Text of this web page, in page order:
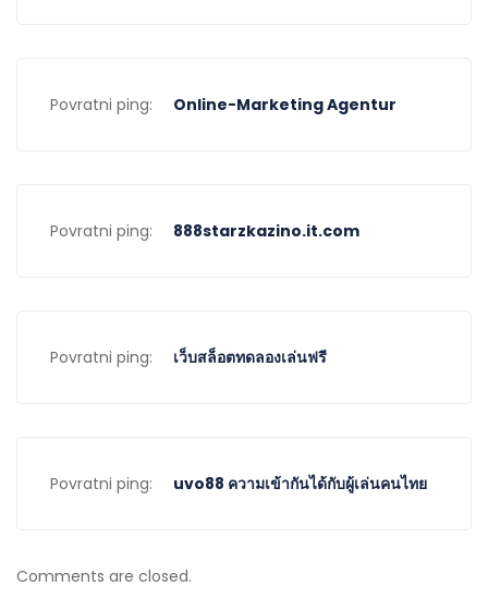
Povratni ping: Online-Marketing Agentur
Povratni ping: 888starzkazino.it.com
Povratni ping: เว็บสล็อตทดลองเล่นฟรี
Povratni ping: uvo88 ความเข้ากันได้กับผู้เล่นคนไทย
Comments are closed.